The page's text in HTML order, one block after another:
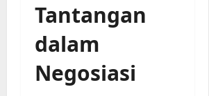
Tantangan
dalam
Negosiasi